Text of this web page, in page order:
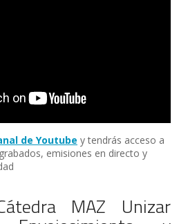
de Youtube y tendrás acceso a
emisiones en directo y
MAZ Unizar